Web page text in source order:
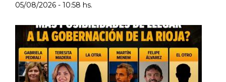
05/08/2026 - 10:58 hs.